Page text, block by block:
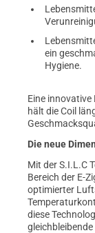
ein
Hygiene.
Eine
hält die Coil
Die neue
Mit der S.I.L.C
Bereich der E-
optimierter
diese